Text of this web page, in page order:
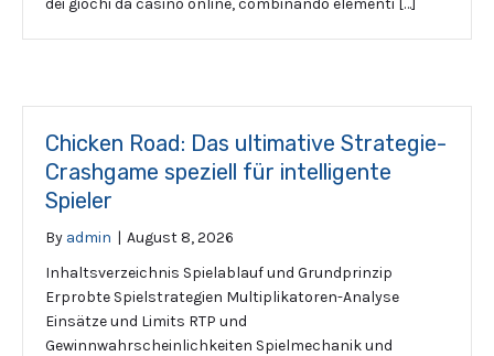
Chicken Road: Das ultimative Strategie-
Crashgame speziell für intelligente
Spieler
By admin | August 8, 2026
Inhaltsverzeichnis Spielablauf und Grundprinzip
Erprobte Spielstrategien Multiplikatoren-Analyse
Einsätze und Limits RTP und
Gewinnwahrscheinlichkeiten Spielmechanik und